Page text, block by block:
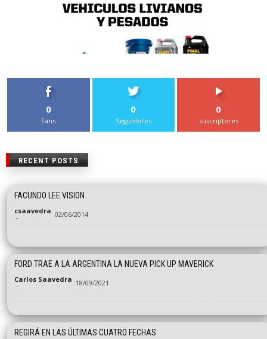
0
Fans
0
Seguidores
0
suscriptores
RECENT POSTS
FACUNDO LEE VISION
csaavedra
- 02/06/2014
FORD TRAE A LA ARGENTINA LA NUEVA PICK UP MAVERICK
Carlos Saavedra
- 18/09/2021
REGIRÁ EN LAS ÚLTIMAS CUATRO FECHAS